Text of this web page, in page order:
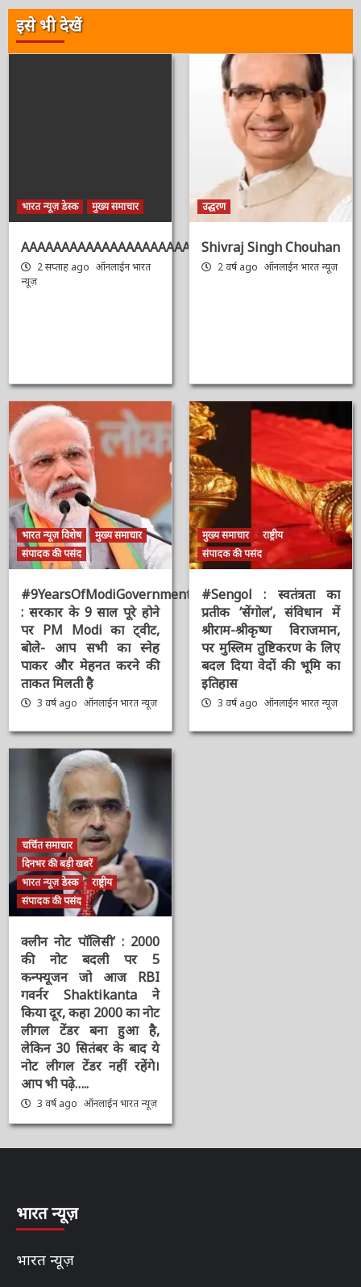
भारत न्यूज़ डेस्क मुख्य समाचार
AAAAAAAAAAAAAAAAAAAAAAAAAAAAAAAAA
उद्धरण
संपादक की पसंद
#9YearsOfModiGovernment
: सरकार के 9 साल पूरे होने
पर PM Modi का ट्वीट,
बोले- आप सभी का स्नेह
पाकर और मेहनत करने की
संपादक की पसंद
#Sengol : स्वतंत्रता का
प्रतीक ‘सेंगोल’, संविधान में
श्रीराम-श्रीकृष्ण विराजमान,
पर मुस्लिम तुष्टिकरण के
लिए बदल दिया वेदों की भूमि
चर्चित समाचार
दिनभर की बड़ी खबरें
संपादक की पसंद
क्लीन नोट पॉलिसी’ : 2000
की नोट बदली पर 5
कन्फ्यूजन जो आज RBI
गवर्नर Shaktikanta ने
किया दूर, कहा 2000 का
नोट लीगल टेंडर बना हुआ है,
लेकिन 30 सितंबर के बाद ये
नोट लीगल टेंडर नहीं रहेंगे।
आप भी पढ़े…..
भारत न्यूज़